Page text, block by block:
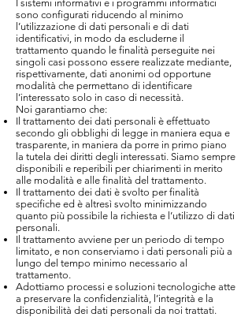
I sistemi informativi e i programmi informatici
sono configurati riducendo al minimo
l’utilizzazione di dati personali e di dati
identificativi, in modo da escluderne il
trattamento quando le finalità perseguite nei
singoli casi possono essere realizzate mediante,
rispettivamente, dati anonimi od opportune
modalità che permettano di identificare
l’interessato solo in caso di necessità.
Noi garantiamo che:
Il trattamento dei dati personali è effettuato
secondo gli obblighi di legge in maniera equa e
trasparente, in maniera da porre in primo piano
la tutela dei diritti degli interessati. Siamo sempre
disponibili e reperibili per chiarimenti in merito
alle modalità e alle finalità del trattamento.
Il trattamento dei dati è svolto per finalità
specifiche ed è altresì svolto minimizzando
quanto più possibile la richiesta e l’utilizzo di dati
personali.
Il trattamento avviene per un periodo di tempo
limitato, e non conserviamo i dati personali più a
lungo del tempo minimo necessario al
trattamento.
Adottiamo processi e soluzioni tecnologiche atte
a preservare la confidenzialità, l’integrità e la
disponibilità dei dati personali da noi trattati.